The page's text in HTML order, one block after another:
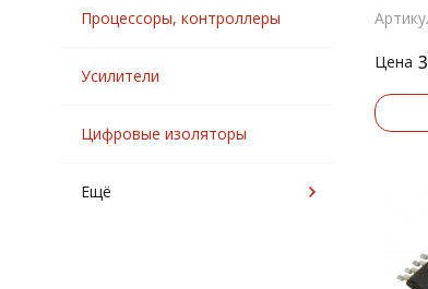
Цена
Процессоры, контроллеры
Усилители
Цифровые изоляторы
Ещё